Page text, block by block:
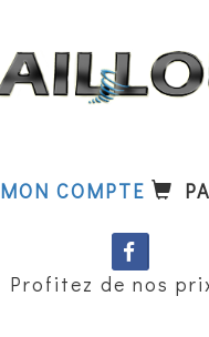
MON COMPTE
de nos